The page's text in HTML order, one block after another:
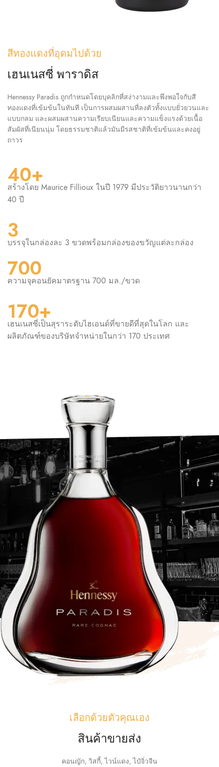
สีทองแดงที่อุดมไปด้วย
เฮนเนสซี่ พาราดิส
Hennessy Paradis ถูกกำหนดโดยบุคลิกที่สง่างามและพึงพอใจกับสี
ทองแดงที่เข้มข้นในทันที เป็นการผสมผสานที่ลงตัวทั้งแบบยั่วยวนและ
แบบกลม และผสมผสานความเรียบเนียนและความแข็งแรงด้วยเนื้อ
สัมผัสที่เนียนนุ่ม โดยธรรมชาติแล้วมันมีรสชาติที่เข้มข้นและคงอยู่
ถาวร
40+
สร้างโดย Maurice Fillioux ในปี 1979 มีประวัติยาวนานกว่า
40 ปี
3
บรรจุในกล่องละ 3 ขวดพร้อมกล่องของขวัญแต่ละกล่อง
700
ความจุคอนยัคมาตรฐาน 700 มล./ขวด
170+
เฮนเนสซี่เป็นสุราระดับไฮเอนด์ที่ขายดีที่สุดในโลก และ
ผลิตภัณฑ์ของบริษัทจำหน่ายในกว่า 170 ประเทศ
เลือกด้วยตัวคุณเอง
สินค้าขายส่ง
คอนญัก, วิสกี้, ไวน์แดง, ไป๋จิ่วจีน